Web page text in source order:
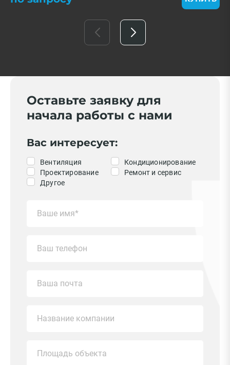
Оставьте заявку для
начала работы с нами
Вас интересует:
Вентиляция
Кондиционирование
Проектирование
Ремонт и сервис
Другое